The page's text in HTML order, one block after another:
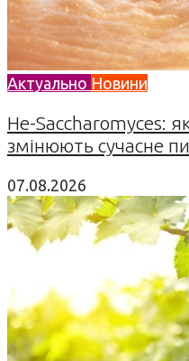
Актуально Новини
Не-Saccharomyces:
змінюють сучасне
07.08.2026